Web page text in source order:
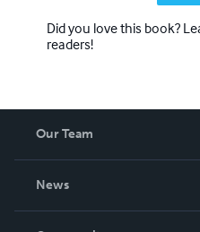
Did you love this book?
readers!
Our Team
News
In The News